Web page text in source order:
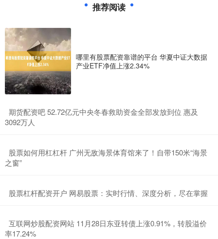
推荐阅读
哪里有股票配资靠谱的平台 华夏中证大数据
产业ETF净值上涨2.34%
​期货配资吧 52.72亿元中央冬春救助资金全部发放到位 惠及
3092万人
​股票如何用杠杠杆 广州无敌海景体育馆来了！自带150米“海景
之窗”
​股票杠杆配资开户 网易股票：实时行情、深度分析，尽在掌握
​互联网炒股配资网站 11月28日东亚转债上涨0.91%，转股溢价
率17.24%